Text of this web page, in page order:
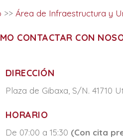
>>Área de Infraestructura y
CONTACTAR CON
DIRECCIÓN
Plaza de Gibaxa, S/N. 41710
HORARIO
De 07:00 a 15:30 (Con cita